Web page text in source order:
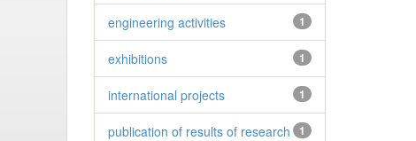
1
engineering activities
1
exhibitions
1
international projects
1
publication of results of research